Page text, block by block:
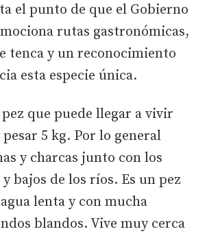
el punto de que el Gobierno
rutas gastronómicas,
tenca y un reconocimiento
esta especie única.
pez que puede llegar a vivir
pesar 5 kg. Por lo general
y charcas junto con los
bajos de los ríos. Es un pez
lenta y con mucha
blandos. Vive muy cerca